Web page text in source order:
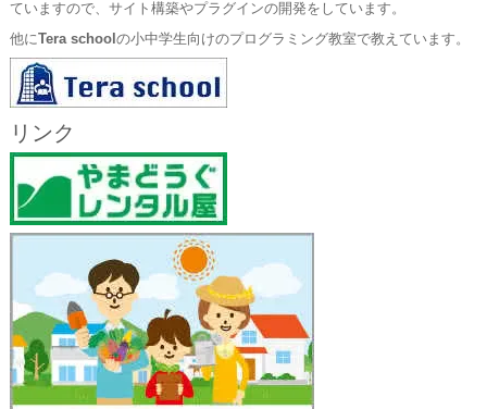
ていますので、サイト構築やプラグインの開発をしています。
他にTera school の小中学生向けのプログラミング教室で教えています。
リンク